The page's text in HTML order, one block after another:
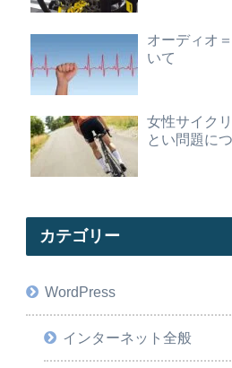
オーディオ
いて
女性サイク
とい問題に
カテゴリー
WordPress
インターネット全般